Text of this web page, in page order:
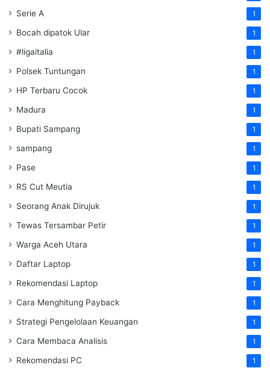
Serie A 1
Bocah dipatok Ular 1
#ligaitalia 1
Polsek Tuntungan 1
HP Terbaru Cocok 1
Madura 1
Bupati Sampang 1
sampang 1
Pase 1
RS Cut Meutia 1
Seorang Anak Dirujuk 1
Tewas Tersambar Petir 1
Warga Aceh Utara 1
Daftar Laptop 1
Rekomendasi Laptop 1
Cara Menghitung Payback 1
Strategi Pengelolaan Keuangan 1
Cara Membaca Analisis 1
Rekomendasi PC 1